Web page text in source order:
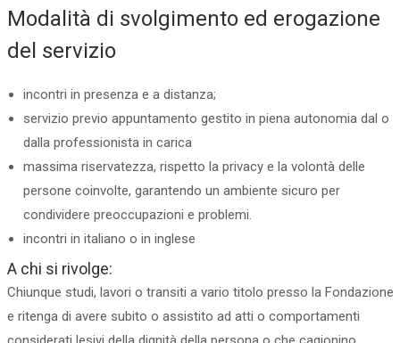
Modalità di svolgimento ed erogazione
del servizio
incontri in presenza e a distanza;
servizio previo appuntamento gestito in piena autonomia dal o
dalla professionista in carica
massima riservatezza, rispetto la privacy e la volontà delle
persone coinvolte, garantendo un ambiente sicuro per
condividere preoccupazioni e problemi.
incontri in italiano o in inglese
A chi si rivolge:
Chiunque studi, lavori o transiti a vario titolo presso la Fondazione
e ritenga di avere subito o assistito ad atti o comportamenti